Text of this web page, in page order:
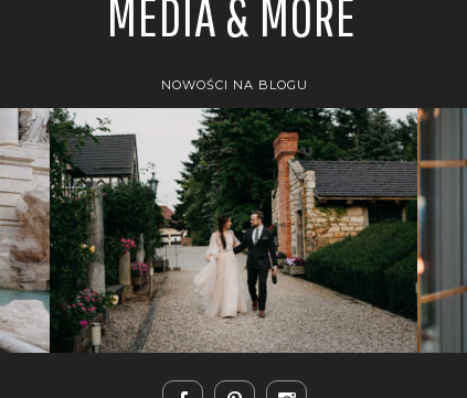
MEDIA & MORE
NOWOŚCI NA BLOGU